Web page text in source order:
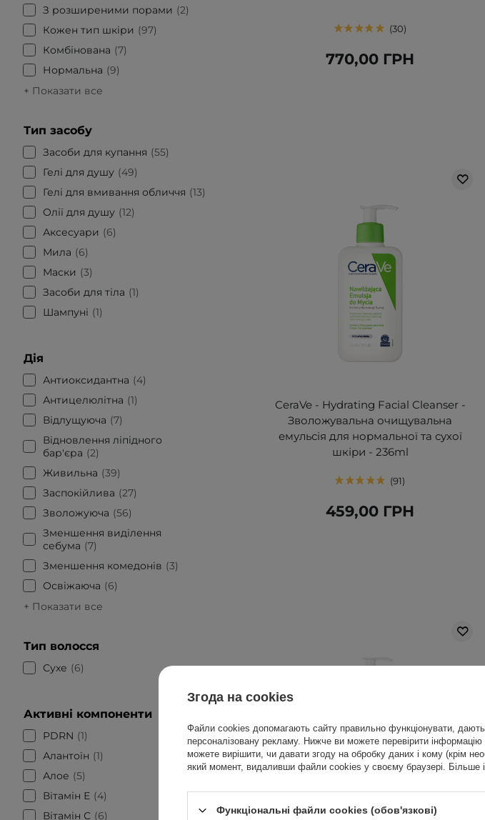
З розширеними порами
2
Кожен тип шкіри
97
Комбінована
7
Нормальна
9
+ Показати все
Тип засобу
Засоби для купання
55
Гелі для душу
49
Гелі для вмивання обличчя
13
Олії для душу 12
Аксесуари
6
Мила
6
Маски
3
Засоби для тіла
1
Шампуні
1
Дія
Антиоксидантна
4
Антицелюлітна
1
Відлущуюча
7
Відновлення ліпідного
бар'єра
2
Живильна
39
Заспокійлива
27
Зволожуюча
56
Зменшення виділення
себума
7
Зменшення комедонів
3
Освіжаюча
6
+ Показати все
Тип волосся
Сухе 6
Активні компоненти
PDRN
1
Алантоїн
1
Алое
5
Вітамін Е
4
Вітамін С
6
30
770,00 ГРН
CeraVe - Hydrating Facial Cleanser -
Зволожувальна очищувальна
емульсія для нормальної та сухої
шкіри - 236ml
91
459,00 ГРН
Згода на cookies
Файли cookies допомагають сайту правильно функціонувати,
персоналізовану рекламу. Нижче ви можете перевірити
можете вирішити, чи давати згоду на обробку даних і кому (крім
який момент, видаливши файли cookies у своєму браузері. Більше
Функціональні файли cookies (обов'язкові)